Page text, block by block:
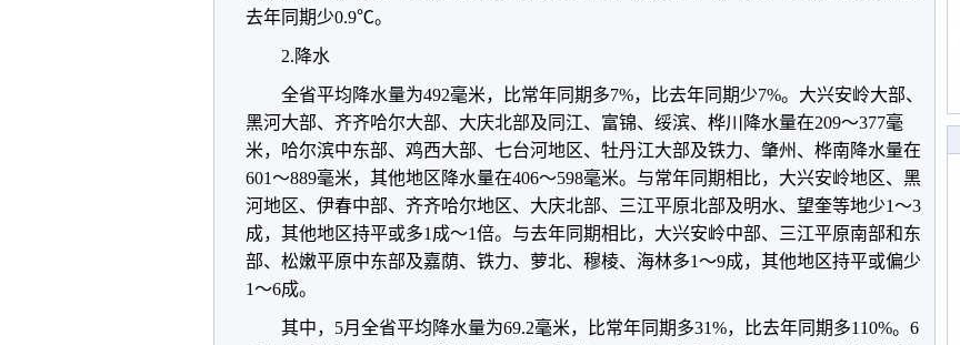
去年同期少0.9℃。
2.降水
全省平均降水量为492毫米，比常年同期多7%，比去年同期少7%。大兴安岭大部、
黑河大部、齐齐哈尔大部、大庆北部及同江、富锦、绥滨、桦川降水量在209～377毫
米，哈尔滨中东部、鸡西大部、七台河地区、牡丹江大部及铁力、肇州、桦南降水量在
601～889毫米，其他地区降水量在406～598毫米。与常年同期相比，大兴安岭地区、黑
河地区、伊春中部、齐齐哈尔地区、大庆北部、三江平原北部及明水、望奎等地少1～3
成，其他地区持平或多1成～1倍。与去年同期相比，大兴安岭中部、三江平原南部和东
部、松嫩平原中东部及嘉荫、铁力、萝北、穆棱、海林多1～9成，其他地区持平或偏少
1～6成。
其中，5月全省平均降水量为69.2毫米，比常年同期多31%，比去年同期多110%。6